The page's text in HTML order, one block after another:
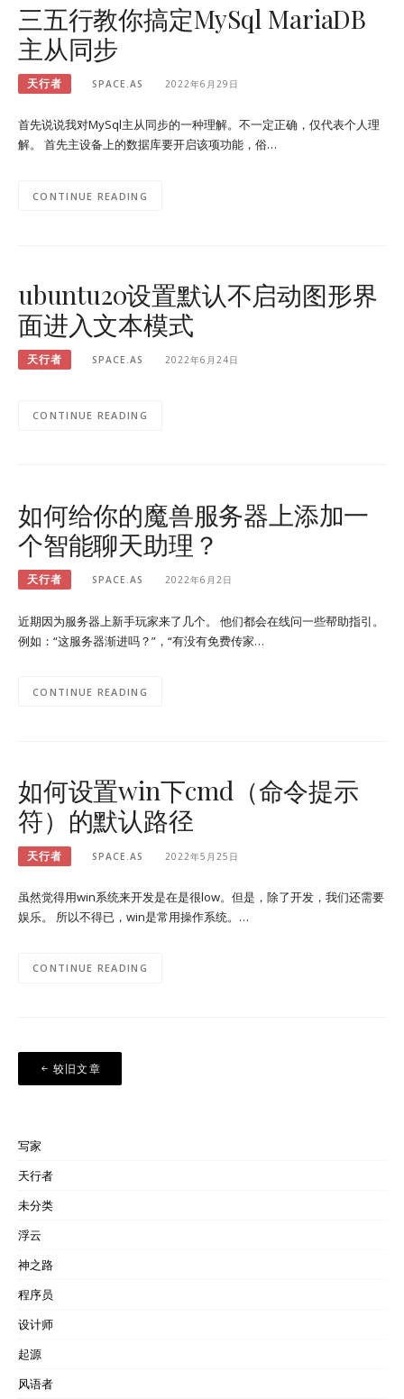
三五行教你搞定MySql MariaDB
主从同步
天行者 SPACE.AS 2022年6月29日
首先说说我对MySql主从同步的一种理解。不一定正确，仅代表个人理
解。 首先主设备上的数据库要开启该项功能，俗…
CONTINUE READING
ubuntu20设置默认不启动图形界
面进入文本模式
天行者 SPACE.AS 2022年6月24日
CONTINUE READING
如何给你的魔兽服务器上添加一
个智能聊天助理？
天行者 SPACE.AS 2022年6月2日
近期因为服务器上新手玩家来了几个。 他们都会在线问一些帮助指引。
例如：“这服务器渐进吗？”，“有没有免费传家…
CONTINUE READING
如何设置win下cmd（命令提示
符）的默认路径
天行者 SPACE.AS 2022年5月25日
虽然觉得用win系统来开发是在是很low。但是，除了开发，我们还需要
娱乐。 所以不得已，win是常用操作系统。…
CONTINUE READING
文
章
航
较旧文章
写家
天行者
未分类
浮云
神之路
程序员
设计师
起源
风语者